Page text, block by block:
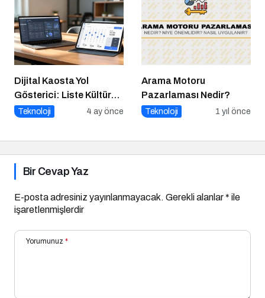
Dijital Kaosta Yol
Gösterici: Liste Kültürü
ve İnteraktif Çözümlerin
Teknoloji 4 ay önce
Arama Motoru
Pazarlaması Nedir?
Teknoloji 1 yıl önce
Bir Cevap Yaz
E-posta adresiniz yayınlanmayacak. Gerekli alanlar* ile
işaretlenmişlerdir
Yorumunuz *